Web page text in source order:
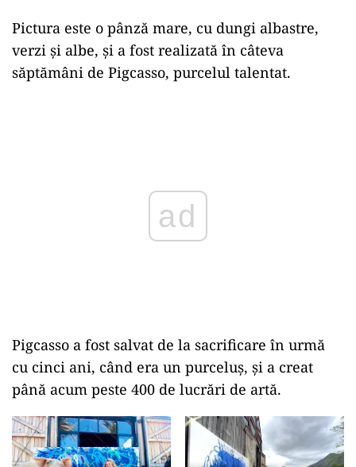
Pictura este o pânză mare, cu dungi albastre,
verzi şi albe, și a fost realizată în câteva
săptămâni de Pigcasso, purcelul talentat.
Pigcasso a fost salvat de la sacrificare în urmă
cu cinci ani, când era un purceluș, și a creat
până acum peste 400 de lucrări de artă.